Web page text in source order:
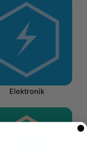
Elektronik